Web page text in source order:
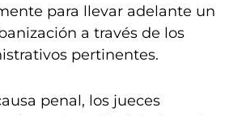
para llevar adelante un
a través de los
pertinentes.
penal, los jueces